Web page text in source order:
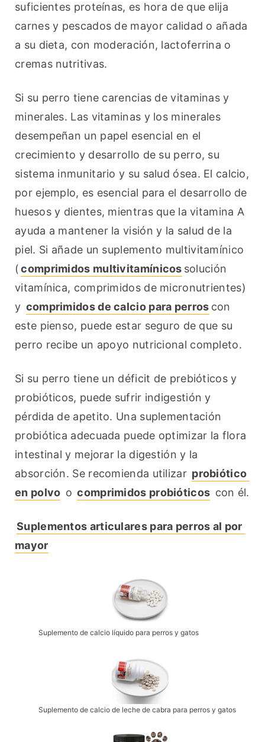
suficientes proteínas, es hora de que elija
carnes y pescados de mayor calidad o añada
a su dieta, con moderación, lactoferrina o
cremas nutritivas.
Si su perro tiene carencias de vitaminas y
minerales. Las vitaminas y los minerales
desempeñan un papel esencial en el
crecimiento y desarrollo de su perro, su
sistema inmunitario y su salud ósea. El calcio,
por ejemplo, es esencial para el desarrollo de
huesos y dientes, mientras que la vitamina A
ayuda a mantener la visión y la salud de la
piel. Si añade un suplemento multivitamínico
( comprimidos multivitamínicos solución
vitamínica, comprimidos de micronutrientes)
y comprimidos de calcio para perros con
este pienso, puede estar seguro de que su
perro recibe un apoyo nutricional completo.
Si su perro tiene un déficit de prebióticos y
probióticos, puede sufrir indigestión y
pérdida de apetito. Una suplementación
probiótica adecuada puede optimizar la flora
intestinal y mejorar la digestión y la
absorción. Se recomienda utilizar probiótico
en polvo o comprimidos probióticos con él.
Suplementos articulares para perros al por
mayor
Suplemento de calcio líquido para perros y gatos
Suplemento de calcio de leche de cabra para perros y gatos